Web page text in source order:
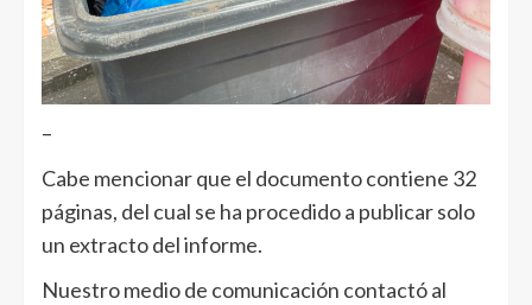
–
Cabe mencionar que el documento contiene 32
páginas, del cual se ha procedido a publicar solo
un extracto del informe.
Nuestro medio de comunicación contactó al